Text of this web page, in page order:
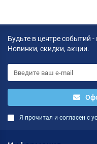
Будьте в центре событий
Новинки, скидки, акции.
Я прочитал и согласен с